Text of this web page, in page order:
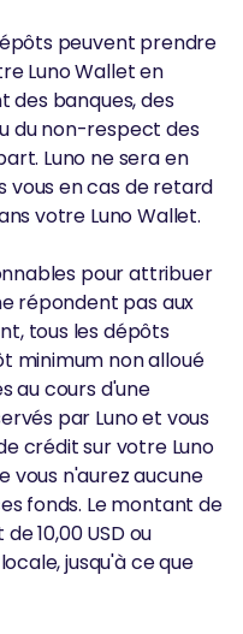
peuvent prendre
Luno Wallet en
des banques, des
du non-respect des
Luno ne sera en
vous en cas de retard
votre Luno Wallet.
pour attribuer
répondent pas aux
tous les dépôts
minimum non alloué
au cours d'une
par Luno et vous
crédit sur votre Luno
vous n'aurez aucune
fonds. Le montant de
10,00 USD ou
jusqu'à ce que